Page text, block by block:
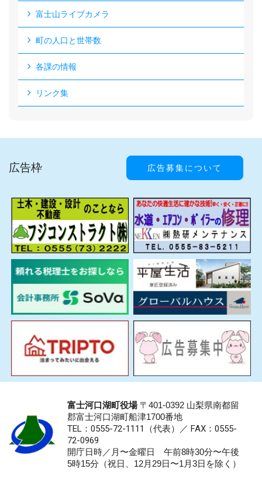
富士山ライブカメラ
町の人口と世帯数
各課の情報
リンク集
広告枠 広告募集について
富士河口湖町役場〒401-0392 山梨県南都留
郡富士河口湖町船津1700番地
TEL：0555-72-1111 （代表）／ FAX：0555-
72-0969
開庁日時／月〜金曜日 午前8時30分〜午後
5時15分（祝日、12月29日〜1月3日を除く）